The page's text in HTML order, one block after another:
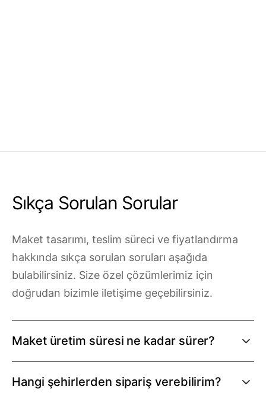
Sıkça Sorulan Sorular
Maket tasarımı, teslim süreci ve fiyatlandırma
hakkında sıkça sorulan soruları aşağıda
bulabilirsiniz. Size özel çözümlerimiz için
doğrudan bizimle iletişime geçebilirsiniz.
Maket üretim süresi ne kadar sürer?
göre değişmekle birlikte; basit mimari maketler
Hangi şehirlerden sipariş verebilirim?